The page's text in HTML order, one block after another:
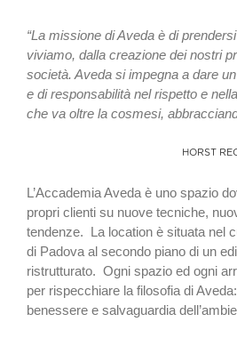
“La missione di Aveda è di
viviamo, dalla creazione dei nostri
società. Aveda si impegna a dare
e di responsabilità nel rispetto e
che va oltre la cosmesi,
HORST
L’Accademia Aveda è uno spazio
propri clienti su nuove tecniche,
tendenze. La location è situata nel
di Padova al secondo piano di un
ristrutturato. Ogni spazio ed ogni
per rispecchiare la filosofia di
benessere e salvaguardia